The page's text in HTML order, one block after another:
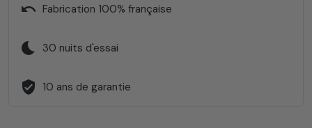
undo Fabrication 100% française
bedtime 30 nuits d'essai
verified_user 10 ans de garantie